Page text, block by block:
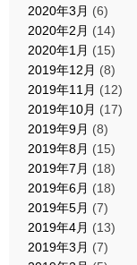
2020年3月 (6)
2020年2月 (14)
2020年1月 (15)
2019年12月 (8)
2019年11月 (12)
2019年10月 (17)
2019年9月 (8)
2019年8月 (15)
2019年7月 (18)
2019年6月 (18)
2019年5月 (7)
2019年4月 (13)
2019年3月 (7)